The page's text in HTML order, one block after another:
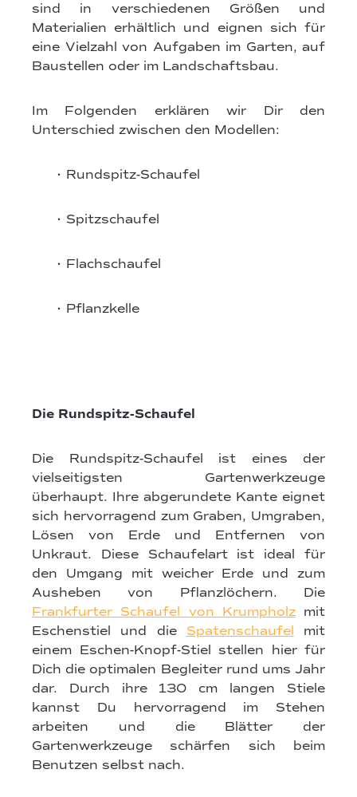
sind in verschiedenen Größen und
Materialien erhältlich und eignen sich für
eine Vielzahl von Aufgaben im Garten, auf
Baustellen oder im Landschaftsbau.
Im Folgenden erklären wir Dir den
Unterschied zwischen den Modellen:
• Rundspitz-Schaufel
• Spitzschaufel
• Flachschaufel
• Pflanzkelle
Die Rundspitz-Schaufel
Die Rundspitz-Schaufel ist eines der
vielseitigsten Gartenwerkzeuge
überhaupt. Ihre abgerundete Kante eignet
sich hervorragend zum Graben, Umgraben,
Lösen von Erde und Entfernen von
Unkraut. Diese Schaufelart ist ideal für
den Umgang mit weicher Erde und zum
Ausheben von Pflanzlöchern. Die
Frankfurter Schaufel von Krumpholzmit
Eschenstiel und die Spatenschaufel mit
einem Eschen-Knopf-Stiel stellen hier für
Dich die optimalen Begleiter rund ums Jahr
dar. Durch ihre 130 cm langen Stiele
kannst Du hervorragend im Stehen
arbeiten und die Blätter der
Gartenwerkzeuge schärfen sich beim
Benutzen selbst nach.